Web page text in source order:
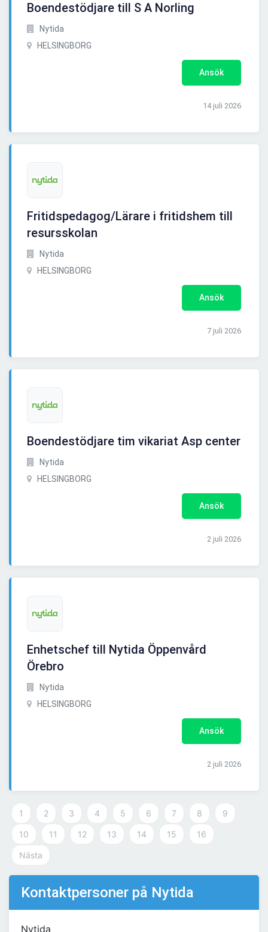
Boendestödjare till S A Norling
Nytida
HELSINGBORG
Ansök
14 juli 2026
Fritidspedagog/Lärare i fritidshem till
resursskolan
Nytida
HELSINGBORG
Ansök
7 juli 2026
Boendestödjare tim vikariat Asp center
Nytida
HELSINGBORG
Ansök
2 juli 2026
Enhetschef till Nytida Öppenvård
Örebro
Nytida
HELSINGBORG
Ansök
2 juli 2026
1 2 3 4 5 6 7 8 9
10 11 12 13 14 15 16
Nästa
Kontaktpersoner på Nytida
Nytida